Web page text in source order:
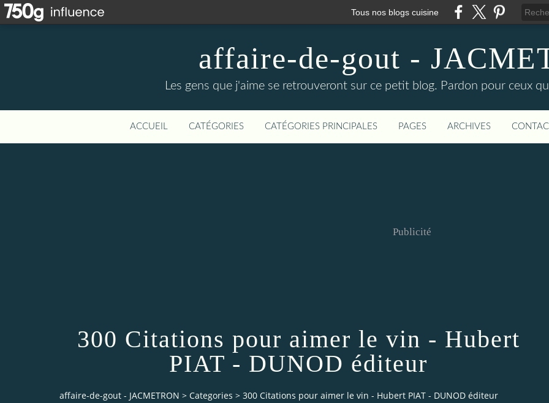
Tous nos blogs cuisine
affaire-de-gout -
Les gens que j'aime se retrouveront sur ce petit blog. Pardon pour ceux
ACCUEIL CATÉGORIES CATÉGORIES PRINCIPALES PAGES ARCHIVES
Publicité
300 Citations pour aimer le vin - Hubert
PIAT - DUNOD éditeur
affaire-de-gout - JACMETRON > Categories > 300 Citations pour aimer le vin - Hubert PIAT - DUNOD éditeur